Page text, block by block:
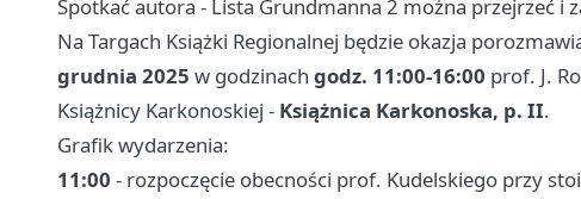
Spotkać autora - Lista Grundmanna 2 można przejrzeć i
Na Targach Książki Regionalnej będzie okazja
grudnia 2025 w godzinach godz. 11:00-16:00 prof. J.
Książnicy Karkonoskiej - Książnica Karkonoska, p. II.
Grafik wydarzenia:
11:00 - rozpoczęcie obecności prof. Kudelskiego przy